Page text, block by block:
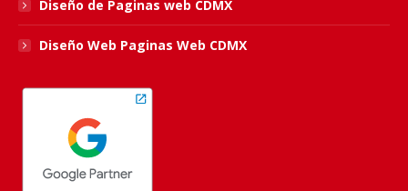
Diseño de Paginas web CDMX
Diseño Web Paginas Web CDMX